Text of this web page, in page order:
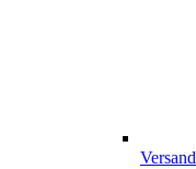
Versand